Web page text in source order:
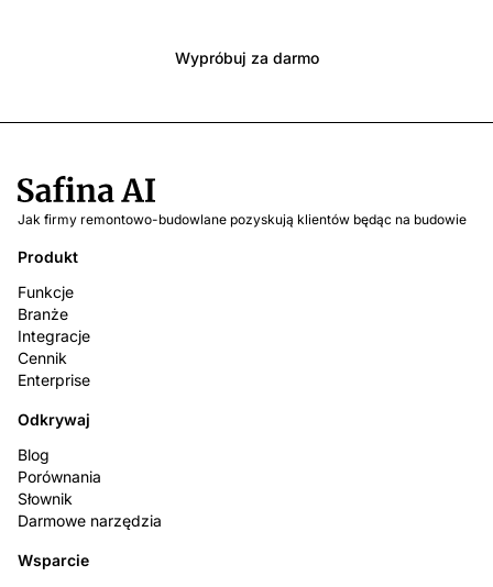
Wypróbuj za darmo
Jak firmy remontowo-budowlane pozyskują klientów będąc na budowie
Produkt
Funkcje
Branże
Integracje
Cennik
Enterprise
Odkrywaj
Blog
Porównania
Słownik
Darmowe narzędzia
Wsparcie